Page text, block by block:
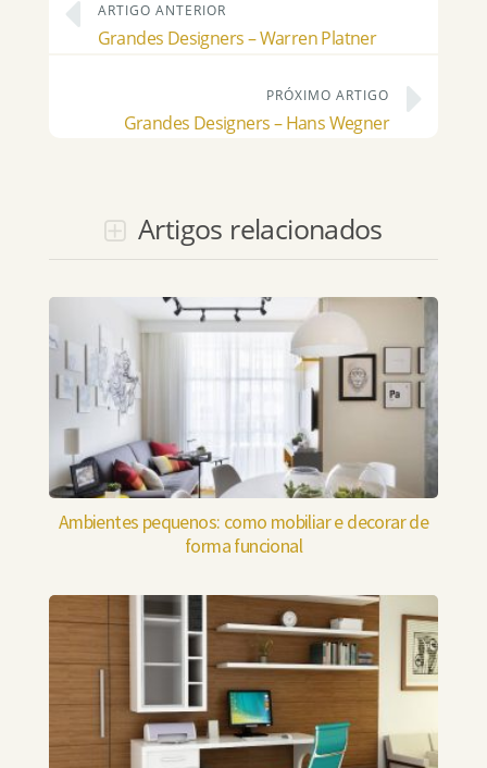
ARTIGO ANTERIOR
Grandes Designers – Warren Platner
PRÓXIMO ARTIGO
Grandes Designers – Hans Wegner
Artigos relacionados
Ambientes pequenos: como mobiliar e decorar de
forma funcional